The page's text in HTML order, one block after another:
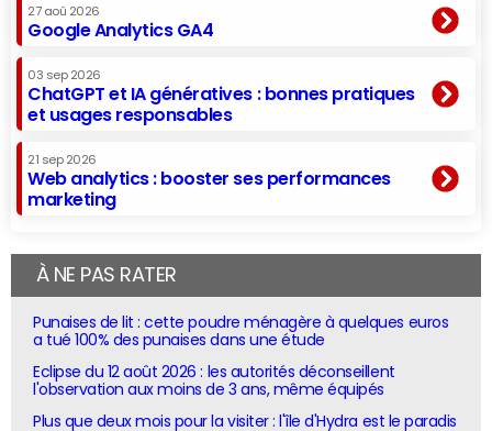
27 aoû 2026
Google Analytics GA4
03 sep 2026
ChatGPT et IA génératives : bonnes pratiques
et usages responsables
21 sep 2026
Web analytics : booster ses performances
marketing
À NE PAS RATER
Punaises de lit : cette poudre ménagère à quelques euros
a tué 100% des punaises dans une étude
Eclipse du 12 août 2026 : les autorités déconseillent
l'observation aux moins de 3 ans, même équipés
Plus que deux mois pour la visiter : l'île d'Hydra est le paradis